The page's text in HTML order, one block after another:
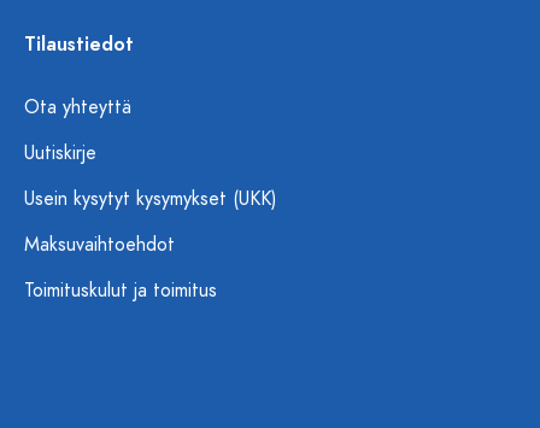
Tilaustiedot
Ota yhteyttä
Uutiskirje
Usein kysytyt kysymykset (UKK)
Maksuvaihtoehdot
Toimituskulut ja toimitus